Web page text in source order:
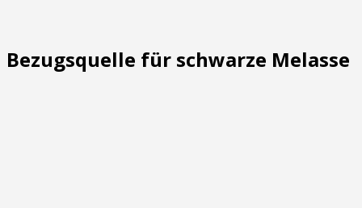
Bezugsquelle für schwarze Melasse